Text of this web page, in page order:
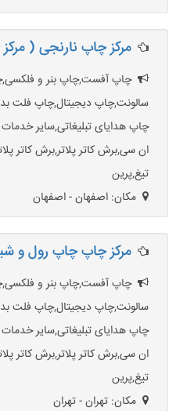
مرکز چاپ نارنجی (
چاپ آفست,چاپ بنر و
چاپ هدایای تبلیغاتی,سایر
ان سی,برش کاتر پلاتر,برش کاتر
تیغ,پرین
مکان: اصفهان - اصفهان
مرکز چاپ چاپ رول و
چاپ آفست,چاپ بنر و
چاپ هدایای تبلیغاتی,سایر
ان سی,برش کاتر پلاتر,برش کاتر
تیغ,پرین
مکان: تهران - تهران